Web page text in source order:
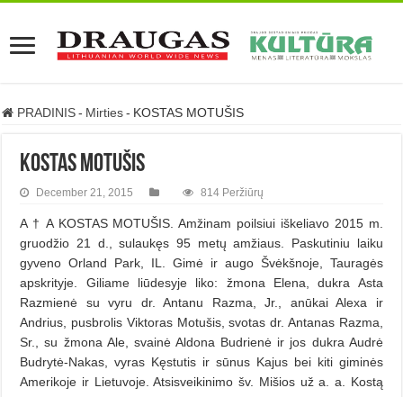
PRADINIS - Mirties - KOSTAS MOTUŠIS
KOSTAS MOTUŠIS
December 21, 2015 814 Peržiūrų
A † A KOSTAS MOTUŠIS. Amžinam poilsiui iškeliavo 2015 m.
gruodžio 21 d., sulaukęs 95 metų amžiaus. Paskutiniu laiku
gyveno Orland Park, IL. Gimė ir augo Švėkšnoje, Tauragės
apskrityje. Giliame liūdesyje liko: žmona Elena, dukra Asta
Razmienė su vyru dr. Antanu Razma, Jr., anūkai Alexa ir
Andrius, pusbrolis Viktoras Motušis, svotas dr. Antanas Razma,
Sr., su žmona Ale, svainė Aldona Budrienė ir jos dukra Audrė
Budrytė-Nakas, vyras Kęstutis ir sūnus Kajus bei kiti giminės
Amerikoje ir Lietuvoje. Atsisveikinimo šv. Mišios už a. a. Kostą